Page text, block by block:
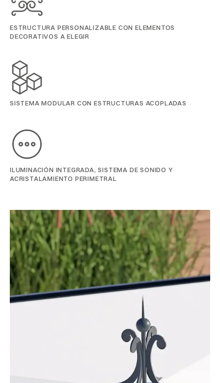
ESTRUCTURA PERSONALIZABLE CON ELEMENTOS
DECORATIVOS A ELEGIR
SISTEMA MODULAR CON ESTRUCTURAS ACOPLADAS
ILUMINACIÓN INTEGRADA, SISTEMA DE SONIDO Y
ACRISTALAMIENTO PERIMETRAL